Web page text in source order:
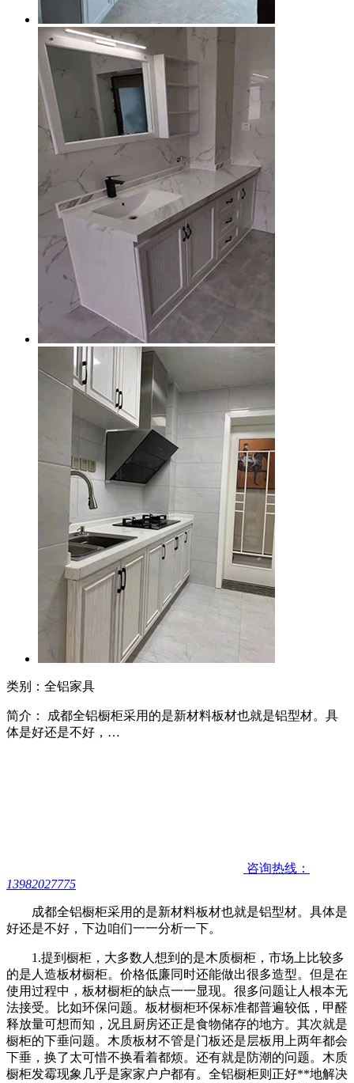
类别：全铝家具
简介： 成都全铝橱柜采用的是新材料板材也就是铝型材。具
体是好还是不好，…
咨询热线：
13982027775
成都全铝橱柜采用的是新材料板材也就是铝型材。具体是
好还是不好，下边咱们一一分析一下。
1.提到橱柜，大多数人想到的是木质橱柜，市场上比较多
的是人造板材橱柜。价格低廉同时还能做出很多造型。但是在
使用过程中，板材橱柜的缺点一一显现。很多问题让人根本无
法接受。比如环保问题。板材橱柜环保标准都普遍较低，甲醛
释放量可想而知，况且厨房还正是食物储存的地方。其次就是
橱柜的下垂问题。木质板材不管是门板还是层板用上两年都会
下垂，换了太可惜不换看着都烦。还有就是防潮的问题。木质
橱柜发霉现象几乎是家家户户都有。全铝橱柜则正好**地解决